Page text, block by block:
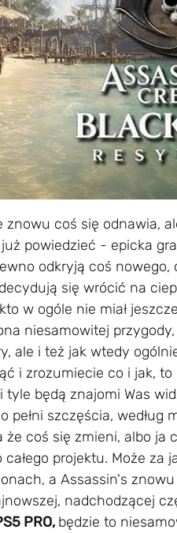
coś się odnawia,
powiedzieć - epicka
odkryją coś nowego,
się wrócić na
w ogóle nie miał
niesamowitej
ale i też jak wtedy
i zrozumiecie co i jak,
tyle będą znajomi Was
szczęścia, według
że coś się zmieni, albo ja
projektu. Może za
a Assassin's znowu
nadchodzącej
PRO, będzie to